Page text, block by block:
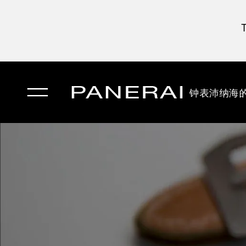
钟表沛纳海